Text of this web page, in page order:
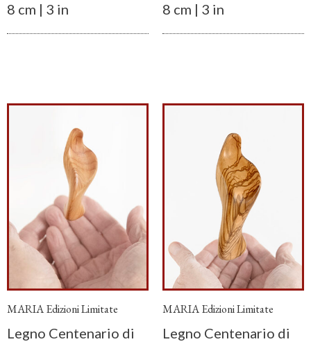
8 cm | 3 in
8 cm | 3 in
MARIA Edizioni Limitate
Legno Centenario di
MARIA Edizioni Limitate
Legno Centenario di